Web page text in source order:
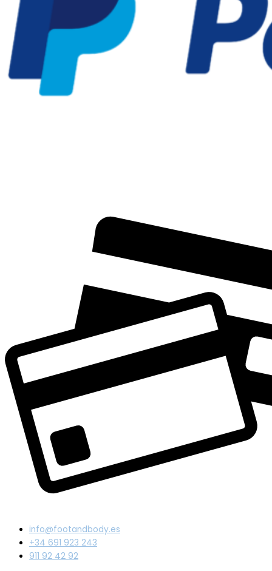
info@footandbody.es
+34 691 923 243
911 92 42 92